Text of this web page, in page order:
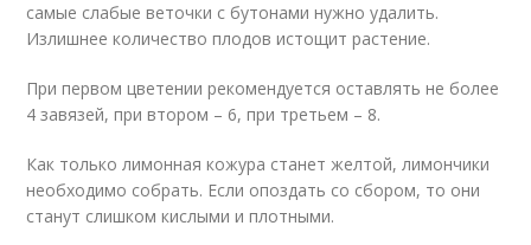
самые слабые веточки с бутонами нужно удалить.
Излишнее количество плодов истощит растение.
При первом цветении рекомендуется оставлять не более
4 завязей, при втором – 6, при третьем – 8.
Как только лимонная кожура станет желтой, лимончики
необходимо собрать. Если опоздать со сбором, то они
станут слишком кислыми и плотными.